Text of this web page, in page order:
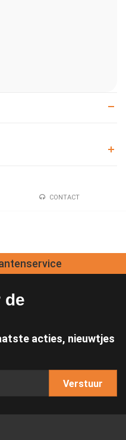
CONTACT
de
acties, nieuwtjes
Verstuur